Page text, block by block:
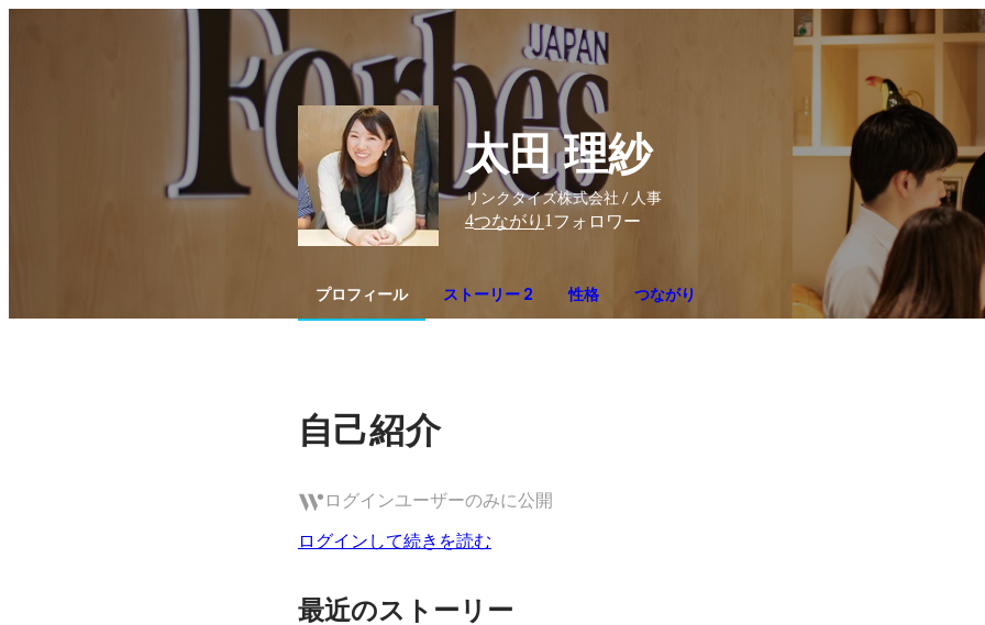
太田 理紗
リンクタイズ株式会社 / 人事
4つながり 1 フォロワー
プロフィール ストーリー 2 性格 つながり
自己紹介
ログインユーザーのみに公開
ログインして続きを読む
最近のストーリー